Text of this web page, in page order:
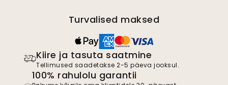
Turvalised maksed
Kiire ja tasuta saatmine
Tellimused saadetakse 2-5 päeva jooksul.
100% rahulolu garantii